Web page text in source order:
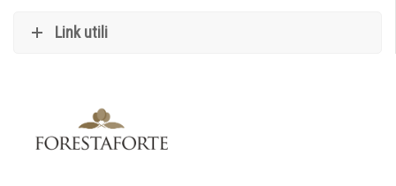
Link utili